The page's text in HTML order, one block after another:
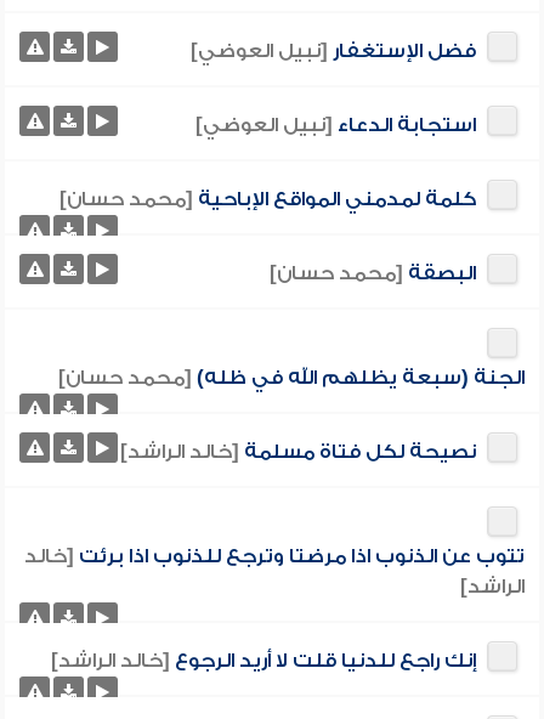
فضل الإستغفار [نبيل العوضي]
استجابة الدعاء [نبيل العوضي]
كلمة لمدمني المواقع الإباحية [محمد حسان]
البصقة [محمد حسان]
الجنة (سبعة يظلهم الله في ظله) [محمد حسان]
نصيحة لكل فتاة مسلمة [خالد الراشد]
تتوب عن الذنوب اذا مرضتا وترجع للذنوب اذا برئت [خالد
الراشد]
إنك راجع للدنيا قلت لا أريد الرجوع [خالد الراشد]